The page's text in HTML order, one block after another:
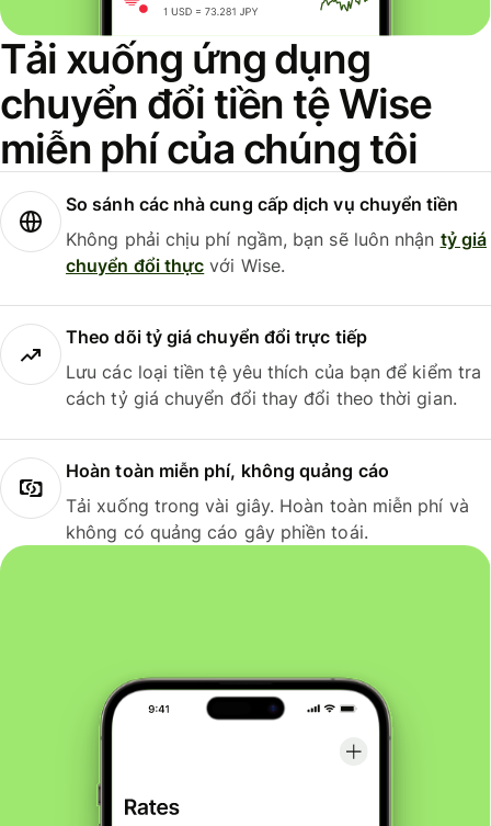
Tải xuống ứng dụng
chuyển đổi tiền tệ Wise
miễn phí của chúng tôi
So sánh các nhà cung cấp dịch vụ chuyển tiền
Không phải chịu phí ngầm, bạn sẽ luôn nhận tỷ giá
chuyển đổi thực với Wise.
Theo dõi tỷ giá chuyển đổi trực tiếp
Lưu các loại tiền tệ yêu thích của bạn để kiểm tra
cách tỷ giá chuyển đổi thay đổi theo thời gian.
Hoàn toàn miễn phí, không quảng cáo
Tải xuống trong vài giây. Hoàn toàn miễn phí và
không có quảng cáo gây phiền toái.